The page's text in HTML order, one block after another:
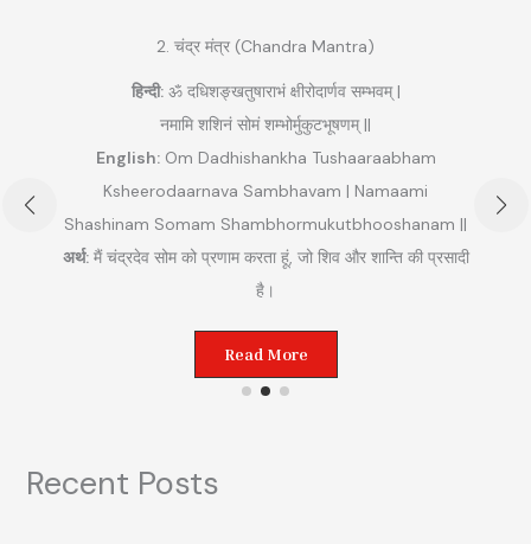
2. चंद्र मंत्र (Chandra Mantra)
हिन्दी:ॐ दधिशङ्खतुषाराभं क्षीरोदार्णव सम्भवम् |
नमामि शशिनं सोमं शम्भोर्मुकुटभूषणम् ||
English:Om Dadhishankha Tushaaraabham
Ksheerodaarnava Sambhavam | Namaami
Shashinam Somam Shambhormukutbhooshanam ||
अर्थ:मैं चंद्रदेव सोम को प्रणाम करता हूं, जो शिव और शान्ति की प्रसादी
है।
Read More
Recent Posts